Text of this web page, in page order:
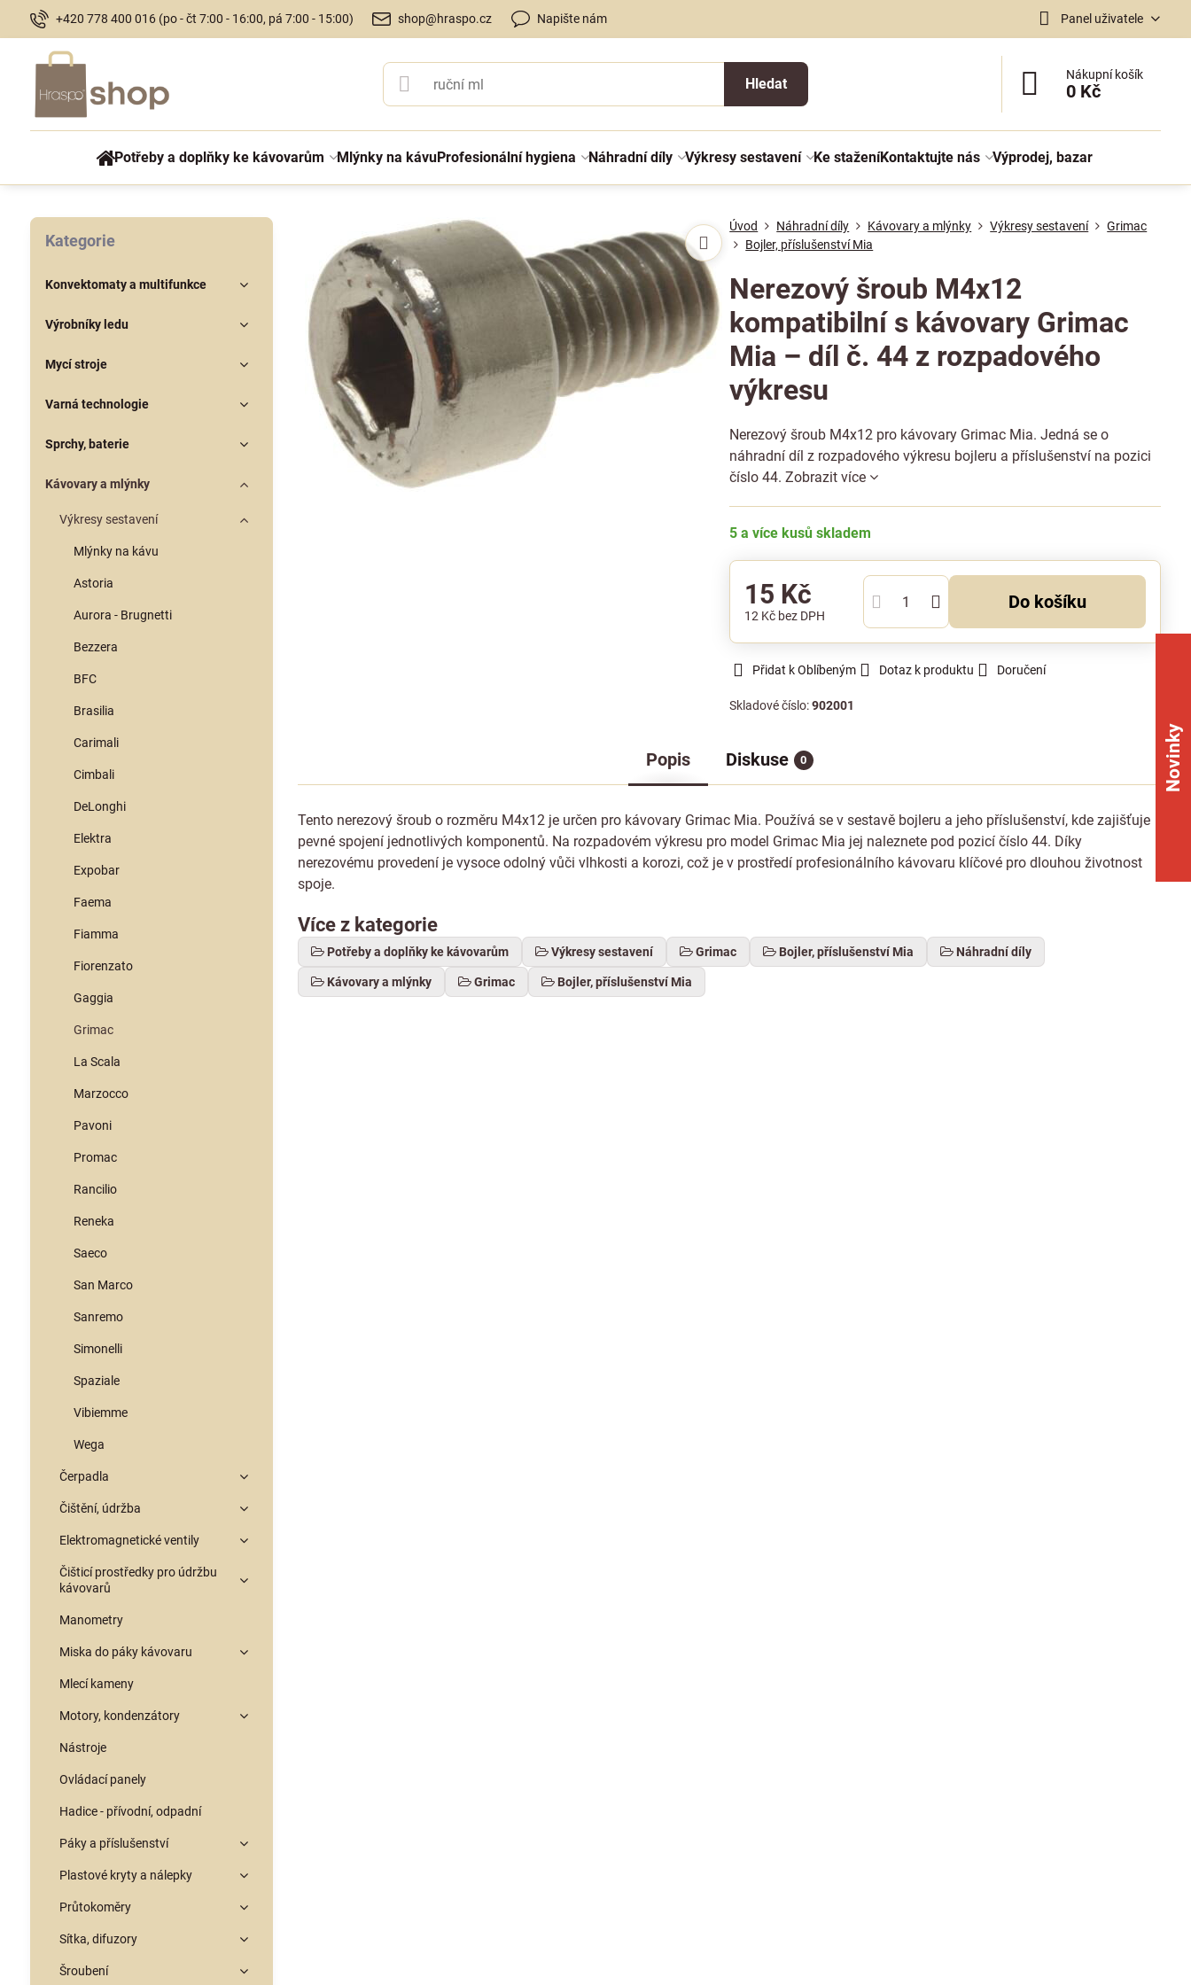
+420 778 400 016 (po - čt 7:00 - 16:00, pá 7:00 - 15:00) shop@hraspo.cz Napište nám Panel uživatele
Hledat
Nákupní košík
0 Kč
Potřeby a doplňky ke kávovarům Mlýnky na kávuProfesionální hygiena Náhradní díly Výkresy sestavení Ke staženíKontaktujte nás Výprodej, bazar
Úvod Náhradní díly Kávovary a mlýnky Výkresy sestavení
Grimac
Bojler, příslušenství Mia
Nerezový šroub M4x12
kompatibilní s kávovary Grimac
Mia – díl č. 44 z rozpadového
výkresu
Nerezový šroub M4x12 pro kávovary Grimac Mia. Jedná se o
náhradní díl z rozpadového výkresu bojleru a příslušenství na pozici
číslo 44.Zobrazit více
5 a více kusů skladem
15 Kč
12 Kč bez DPH
Do košíku
Přidat k Oblíbeným Dotaz k produktu Doručení
Skladové číslo:902001
Popis Diskuse 0
Tento nerezový šroub o rozměru M4x12 je určen pro kávovary Grimac Mia. Používá se v sestavě bojleru a jeho příslušenství, kde zajišťuje
pevné spojení jednotlivých komponentů. Na rozpadovém výkresu pro model Grimac Mia jej naleznete pod pozicí číslo 44. Díky
nerezovému provedení je vysoce odolný vůči vlhkosti a korozi, což je v prostředí profesionálního kávovaru klíčové pro dlouhou životnost
spoje.
Více z kategorie
Potřeby a doplňky ke kávovarům Výkresy sestavení Grimac Bojler, příslušenství Mia Náhradní díly
Kávovary a mlýnky Grimac Bojler, příslušenství Mia
Kategorie
Konvektomaty a multifunkce
Výrobníky ledu
Mycí stroje
Varná technologie
Sprchy, baterie
Kávovary a mlýnky
Výkresy sestavení
Mlýnky na kávu
Astoria
Aurora - Brugnetti
Bezzera
BFC
Brasilia
Carimali
Cimbali
DeLonghi
Elektra
Expobar
Faema
Fiamma
Fiorenzato
Gaggia
Grimac
La Scala
Marzocco
Pavoni
Promac
Rancilio
Reneka
Saeco
San Marco
Sanremo
Simonelli
Spaziale
Vibiemme
Wega
Čerpadla
Čištění, údržba
Elektromagnetické ventily
Čišticí prostředky pro údržbu
kávovarů
Manometry
Miska do páky kávovaru
Mlecí kameny
Motory, kondenzátory
Nástroje
Ovládací panely
Hadice - přívodní, odpadní
Páky a příslušenství
Plastové kryty a nálepky
Průtokoměry
Sítka, difuzory
Šroubení
Novinky